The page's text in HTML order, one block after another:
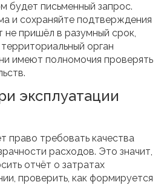
будет письменный запрос.
и сохраняйте подтверждения
не пришёл в разумный срок,
орган
имеют полномочия проверять
эксплуатации
право требовать качества
расходов. Это значит,
отчёт о затратах
проверить, как формируется